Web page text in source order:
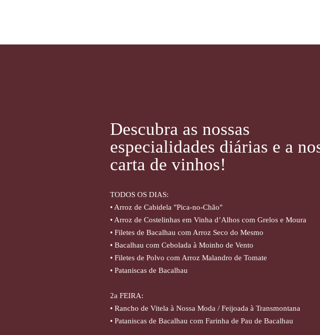
Descubra as nossas
especialidades diárias e a
carta de vinhos!
TODOS OS DIAS:
• Arroz de Cabidela "Pica-no-Chão"
• Arroz de Costelinhas em Vinha d’Alhos com Grelos e Moura
• Filetes de Bacalhau com Arroz Seco do Mesmo
• Bacalhau com Cebolada à Moinho de Vento
• Filetes de Polvo com Arroz Malandro de Tomate
• Pataniscas de Bacalhau
2a FEIRA:
• Rancho de Vitela à Nossa Moda / Feijoada à Transmontana
• Pataniscas de Bacalhau com Farinha de Pau de Bacalhau